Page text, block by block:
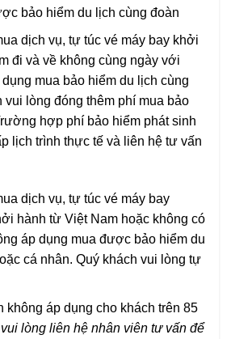
bảo hiểm du lịch cùng đoàn
dịch vụ, tự túc vé máy bay khởi
đi và về không cùng ngày với
mua bảo hiểm du lịch cùng
vui lòng đóng thêm phí mua bảo
hợp phí bảo hiểm phát sinh
lịch trình thực tế và liên hệ tư vấn
dịch vụ, tự túc vé máy bay
hành từ Việt Nam hoặc không có
áp dụng mua được bảo hiểm du
cá nhân. Quý khách vui lòng tự
không áp dụng cho khách trên 85
lòng liên hệ nhân viên tư vấn để